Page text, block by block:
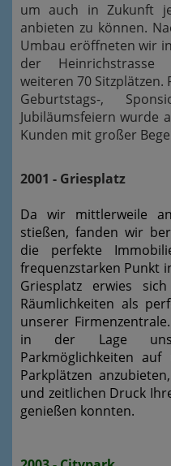
um auch in Zukunft
anbieten zu können.
Umbau eröffneten wir
der
weiteren 70
Geburtstags-,
Jubiläumsfeiern wurde
Kunden mit großer
2001 - Griesplatz
Da wir mittlerweile
stießen, fanden wir
die perfekte
frequenzstarken Punkt
Griesplatz erwies
Räumlichkeiten als
unserer
in der Lage
Parkmöglichkeiten auf
Parkplätzen
und zeitlichen Druck
genießen konnten.